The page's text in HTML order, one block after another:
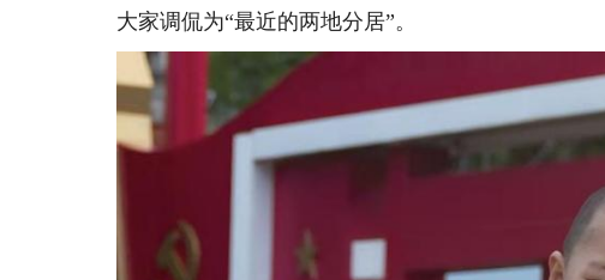
大家调侃为“最近的两地分居”。